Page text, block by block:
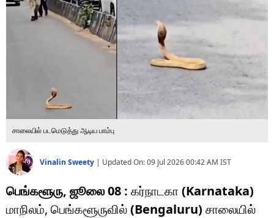
வைரல்
வலை கதைகள்
போட்டோ கேலரி
சாலையில் படமெடுத்து ஆடிய பாம்பு
Vinalin Sweety | Updated On:09 Jul 2026 00:42 AM IST
பெங்களூரு, ஜூலை 08 : கர்நாடகா (Karnataka)
மாநிலம், பெங்களூருவில்(Bengaluru) சாலையில்